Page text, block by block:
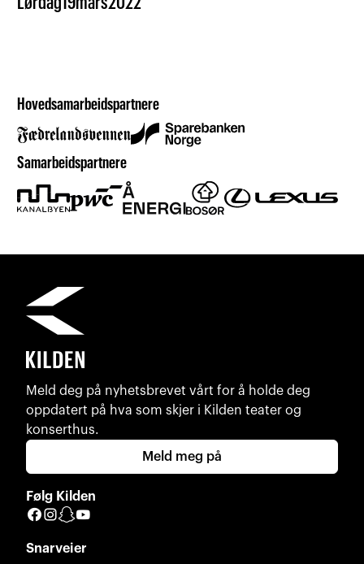
Hovedsamarbeidspartnere
Samarbeidspartnere
Meld deg på nyhetsbrevet vårt for å holde deg
oppdatert på hva som skjer i Kilden teater og
konserthus.
Meld meg på
Følg Kilden
Facebook
Instagram
Snapchat
Snarveier